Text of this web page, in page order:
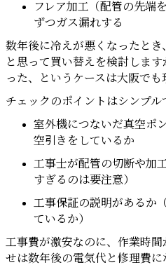
フレア加工（配管の先端
ずつガス漏れする
数年後に冷えが悪くなったとき
と思って買い替えを検討しま
った、というケースは大阪でも
チェックのポイントはシンプル
室外機につないだ真空ポ
空引きをしているか
工事士が配管の切断や加
すぎるのは要注意）
工事保証の説明があるか
ているか）
工事費が激安なのに、作業時
せは数年後の電気代と修理費に